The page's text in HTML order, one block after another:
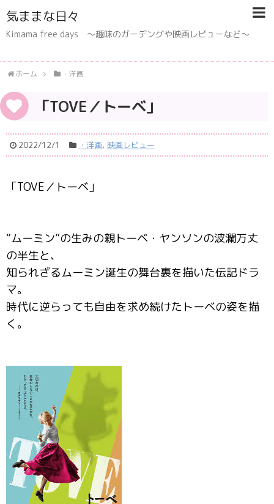
気ままな日々
Kimama free days 〜趣味のガーデングや映画レビューなど〜
ホーム ・洋画
「TOVE／トーベ」
2022/12/1 ・洋画, 映画レビュー
「TOVE／トーベ」
“ムーミン”の生みの親トーベ・ヤンソンの波瀾万丈
の半生と、
知られざるムーミン誕生の舞台裏を描いた伝記ドラ
マ。
時代に逆らっても自由を求め続けたトーベの姿を描
く。